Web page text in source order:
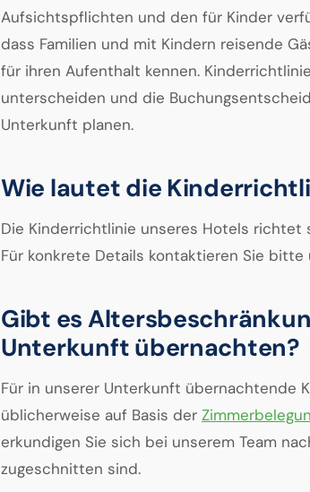
Aufsichtspflichten und den für Kinder
dass Familien und mit Kindern reisende
für ihren Aufenthalt kennen.
unterscheiden und die
Unterkunft planen.
Wie lautet die
Die Kinderrichtlinie unseres Hotels richtet
Für konkrete Details kontaktieren Sie bitte
Gibt es
Unterkunft übernachten?
Für in unserer Unterkunft übernachtende
üblicherweise auf Basis der
erkundigen Sie sich bei unserem Team
zugeschnitten sind.